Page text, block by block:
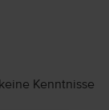
Kenntnisse